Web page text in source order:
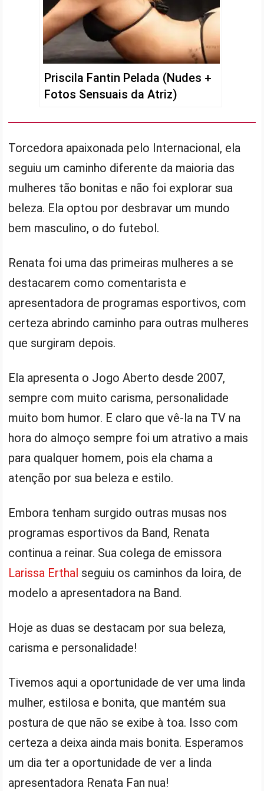
Priscila Fantin Pelada (Nudes +
Fotos Sensuais da Atriz)
Torcedora apaixonada pelo Internacional, ela
seguiu um caminho diferente da maioria das
mulheres tão bonitas e não foi explorar sua
beleza. Ela optou por desbravar um mundo
bem masculino, o do futebol.
Renata foi uma das primeiras mulheres a se
destacarem como comentarista e
apresentadora de programas esportivos, com
certeza abrindo caminho para outras mulheres
que surgiram depois.
Ela apresenta o Jogo Aberto desde 2007,
sempre com muito carisma, personalidade
muito bom humor. E claro que vê-la na TV na
hora do almoço sempre foi um atrativo a mais
para qualquer homem, pois ela chama a
atenção por sua beleza e estilo.
Embora tenham surgido outras musas nos
programas esportivos da Band, Renata
continua a reinar. Sua colega de emissora
Larissa Erthal seguiu os caminhos da loira, de
modelo a apresentadora na Band.
Hoje as duas se destacam por sua beleza,
carisma e personalidade!
Tivemos aqui a oportunidade de ver uma linda
mulher, estilosa e bonita, que mantém sua
postura de que não se exibe à toa. Isso com
certeza a deixa ainda mais bonita. Esperamos
um dia ter a oportunidade de ver a linda
apresentadora Renata Fan nua!